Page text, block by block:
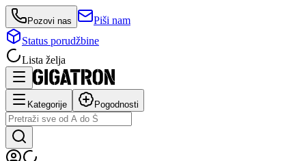
Pozovi nas
Piši nam
Status porudžbine
Lista želja
Kategorije Pogodnosti